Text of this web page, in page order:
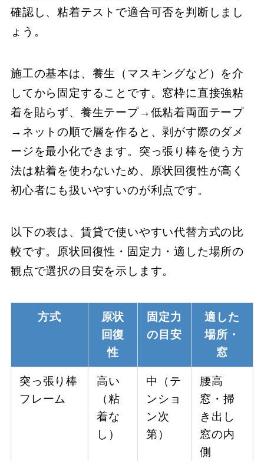
確認し、粘着テストで適合可否を判断しまし
ょう。
施工の基本は、養生（マスキングなど）を介
してから固定することです。窓枠に直接強粘
着を貼らず、養生テープ→低粘着両面テープ
→ネットの順で層を作ると、剥がす際のダメ
ージを最小化できます。突っ張り棒を使う方
法は粘着を使わないため、原状回復性が高く
初心者にも扱いやすいのが利点です。
以下の表は、賃貸で使いやすい代替方式の比
較です。原状回復性・固定力・適した場所の
観点で選択の目安を示します。
方式
原状
回復
性
固定力
の目安
適した
場所・
窓
突っ張り棒
フレーム
高い
（粘
着な
し）
中（テ
ンショ
ン次
第）
腰高
窓・掃
き出し
窓の内
側